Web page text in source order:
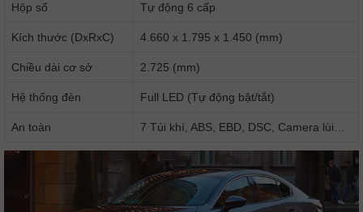
Hộp số Tự động 6 cấp
Kích thước (DxRxC) 4.660 x 1.795 x 1.450 (mm)
Chiều dài cơ sở 2.725 (mm)
Hệ thống đèn Full LED (Tự động bật/tắt)
An toàn 7 Túi khí, ABS, EBD, DSC, Camera lùi…